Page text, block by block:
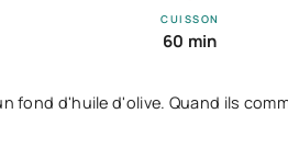
CUISSON
60 min
fond d'huile d'olive. Quand ils